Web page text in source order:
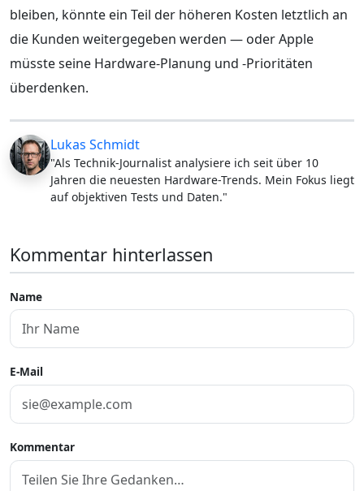
bleiben, könnte ein Teil der höheren Kosten letztlich an
die Kunden weitergegeben werden — oder Apple
müsste seine Hardware-Planung und -Prioritäten
überdenken.
Lukas Schmidt
"Als Technik-Journalist analysiere ich seit über 10
Jahren die neuesten Hardware-Trends. Mein Fokus liegt
auf objektiven Tests und Daten."
Kommentar hinterlassen
Name
E-Mail
Kommentar